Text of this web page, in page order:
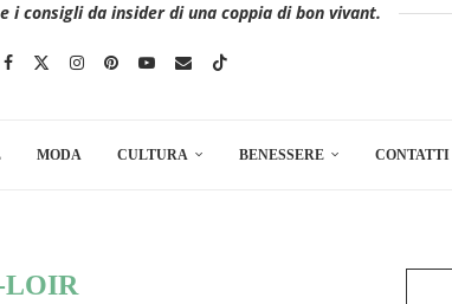
i consigli da insider di una coppia di bon vivant.
MODA CULTURA BENESSERE CONTATTI
LOIR